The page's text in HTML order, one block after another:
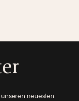
neuesten